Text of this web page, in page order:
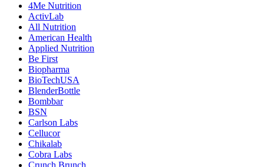
4Me Nutrition
ActivLab
All Nutrition
American Health
Applied Nutrition
Be First
Biopharma
BioTechUSA
BlenderBottle
Bombbar
BSN
Carlson Labs
Cellucor
Chikalab
Cobra Labs
Crunch Brunch